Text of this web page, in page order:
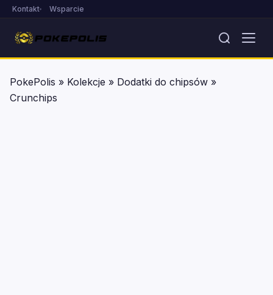
Kontakt Wsparcie
PokePolis » Kolekcje » Dodatki do chipsów »
Crunchips